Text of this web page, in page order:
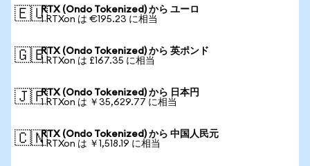
🇪🇺RTX (Ondo Tokenized) から ユーロ
1 RTXon は €195.23 に相当
🇬🇧RTX (Ondo Tokenized) から 英ポンド
1 RTXon は £167.35 に相当
🇯🇵RTX (Ondo Tokenized) から 日本円
1 RTXon は ￥35,629.77 に相当
🇨🇳RTX (Ondo Tokenized) から 中国人民元
1 RTXon は ￥1,518.19 に相当